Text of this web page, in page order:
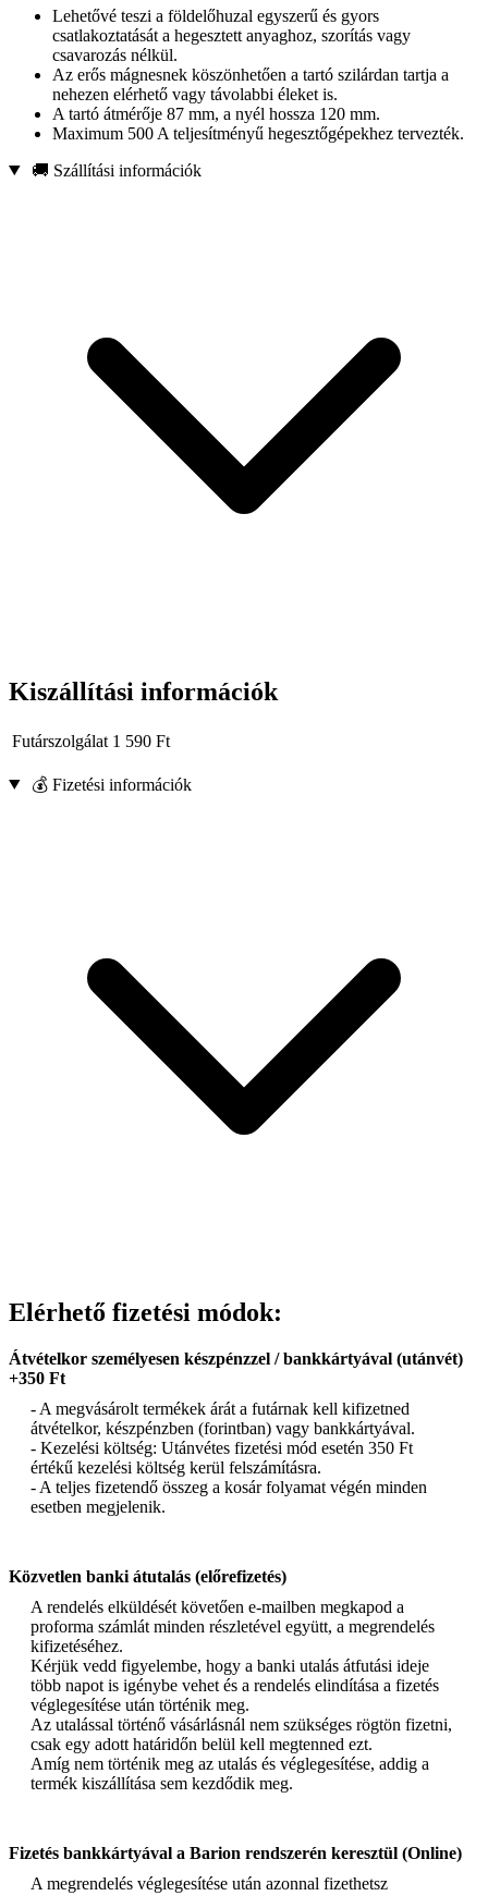
Lehetővé teszi a földelőhuzal egyszerű és gyors
csatlakoztatását a hegesztett anyaghoz, szorítás vagy
csavarozás nélkül.
Az erős mágnesnek köszönhetően a tartó szilárdan tartja a
nehezen elérhető vagy távolabbi éleket is.
A tartó átmérője 87 mm, a nyél hossza 120 mm.
Maximum 500 A teljesítményű hegesztőgépekhez tervezték.
🚚 Szállítási információk
Kiszállítási információk
Futárszolgálat 1 590 Ft
💰 Fizetési információk
Elérhető fizetési módok:
Átvételkor személyesen készpénzzel / bankkártyával (utánvét)
+350 Ft
- A megvásárolt termékek árát a futárnak kell kifizetned
átvételkor, készpénzben (forintban) vagy bankkártyával.
- Kezelési költség: Utánvétes fizetési mód esetén 350 Ft
értékű kezelési költség kerül felszámításra.
- A teljes fizetendő összeg a kosár folyamat végén minden
esetben megjelenik.
Közvetlen banki átutalás (előrefizetés)
A rendelés elküldését követően e-mailben megkapod a
proforma számlát minden részletével együtt, a megrendelés
kifizetéséhez.
Kérjük vedd figyelembe, hogy a banki utalás átfutási ideje
több napot is igénybe vehet és a rendelés elindítása a fizetés
véglegesítése után történik meg.
Az utalással történő vásárlásnál nem szükséges rögtön fizetni,
csak egy adott határidőn belül kell megtenned ezt.
Amíg nem történik meg az utalás és véglegesítése, addig a
termék kiszállítása sem kezdődik meg.
Fizetés bankkártyával a Barion rendszerén keresztül (Online)
A megrendelés véglegesítése után azonnal fizethetsz